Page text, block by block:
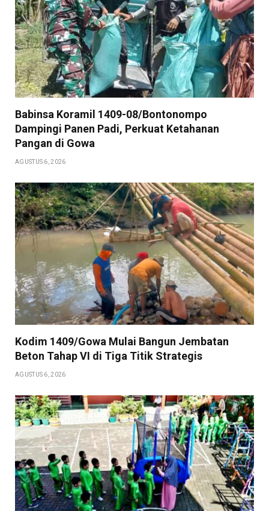
Babinsa Koramil 1409-08/Bontonompo
Dampingi Panen Padi, Perkuat Ketahanan
Pangan di Gowa
AGUSTUS 6, 2026
Kodim 1409/Gowa Mulai Bangun Jembatan
Beton Tahap VI di Tiga Titik Strategis
AGUSTUS 6, 2026